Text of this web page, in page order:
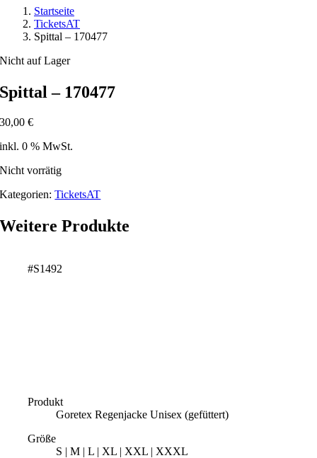
Startseite
TicketsAT
Spittal – 170477
Nicht auf Lager
Spittal – 170477
30,00€
inkl. 0 % MwSt.
Nicht vorrätig
Kategorien:TicketsAT
Weitere Produkte
#S1492
Produkt
Goretex Regenjacke Unisex (gefüttert)
Größe
S | M | L | XL | XXL | XXXL